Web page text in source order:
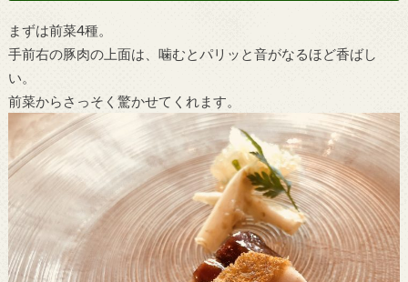
まずは前菜4種。
手前右の豚肉の上面は、噛むとパリッと音がなるほど香ばし
い。
前菜からさっそく驚かせてくれます。